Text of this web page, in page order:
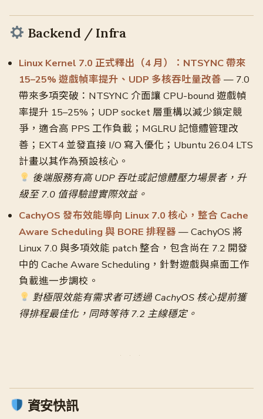
Backend / Infra
Linux Kernel 7.0 正式釋出（4 月）：NTSYNC 帶來
15–25% 遊戲幀率提升、UDP 多核吞吐量改善 — 7.0
帶來多項突破：NTSYNC 介面讓 CPU-bound 遊戲幀
率提升 15–25%；UDP socket 層重構以減少鎖定競
爭，適合高 PPS 工作負載；MGLRU 記憶體管理改
善；EXT4 並發直接 I/O 寫入優化；Ubuntu 26.04 LTS
計畫以其作為預設核心。
後端服務有高 UDP 吞吐或記憶體壓力場景者，升
級至 7.0 值得驗證實際效益。
CachyOS 發布效能導向 Linux 7.0 核心，整合 Cache
Aware Scheduling 與 BORE 排程器 — CachyOS 將
Linux 7.0 與多項效能 patch 整合，包含尚在 7.2 開發
中的 Cache Aware Scheduling，針對遊戲與桌面工作
負載進一步調校。
對極限效能有需求者可透過 CachyOS 核心提前獲
得排程最佳化，同時等待 7.2 主線穩定。
資安快訊